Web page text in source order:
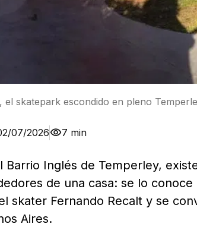
el skatepark escondido en pleno
07/2026 7 min
Barrio Inglés de Temperley,
de una casa: se lo conoce
skater Fernando Recalt y se
Aires.